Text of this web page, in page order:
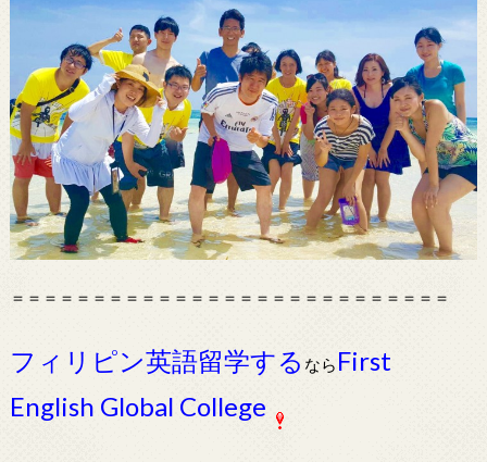
＝＝＝＝＝＝＝＝＝＝＝＝＝＝＝＝＝＝＝＝＝＝＝＝＝＝＝
フィリピン英語留学する なら First
English Global College